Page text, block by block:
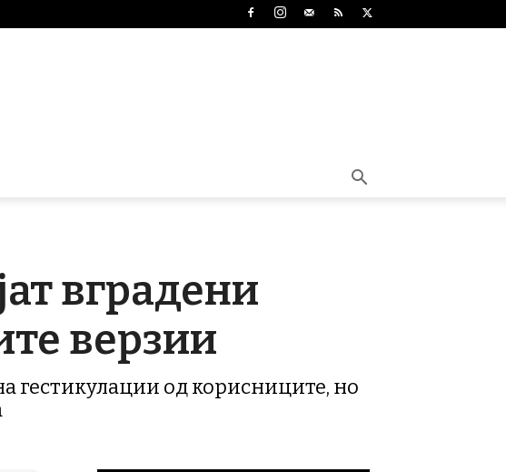
вградени
верзии
гестикулации од корисниците, но